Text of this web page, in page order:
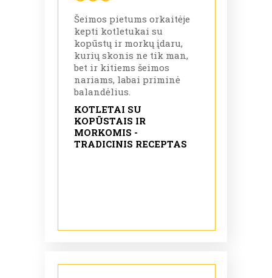
Šeimos pietums orkaitėje
kepti kotletukai su
kopūstų ir morkų įdaru,
kurių skonis ne tik man,
bet ir kitiems šeimos
nariams, labai priminė
balandėlius.
KOTLETAI SU
KOPŪSTAIS IR
MORKOMIS -
TRADICINIS RECEPTAS